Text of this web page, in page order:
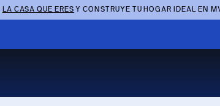
LA CASA QUE ERES Y CONSTRUYE TU HOGAR IDEAL EN